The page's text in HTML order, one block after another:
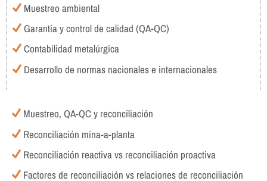
Muestreo ambiental
Garantía y control de calidad (QA-QC)
Contabilidad metalúrgica
Desarrollo de normas nacionales e internacionales
Muestreo, QA-QC y reconciliación
Reconciliación mina-a-planta
Reconciliación reactiva vs reconciliación proactiva
Factores de reconciliación vs relaciones de reconciliación